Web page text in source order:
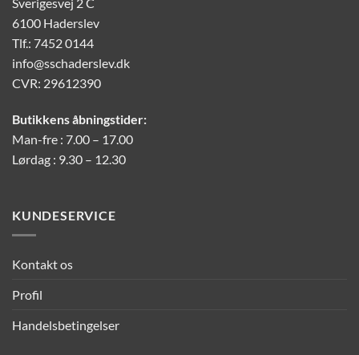
6100 Haderslev
Tlf.: 7452 0144
info@sschaderslev.dk
CVR: 29612390
Butikkens åbningstider:
Man-fre : 7.00 – 17.00
Lørdag : 9.30 – 12.30
KUNDESERVICE
Kontakt os
Profil
Handelsbetingelser